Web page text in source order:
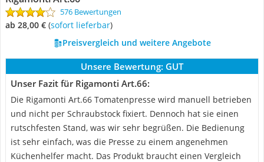
576 Bewertungen
ab 28,00 € ( Sofort lieferbar)
Preisvergleich und weitere Angebote
Unsere Bewertung: GUT
Unser Fazit für Rigamonti Art.66:
Die Rigamonti Art.66 Tomatenpresse wird manuell betrieben
und nicht per Schraubstock fixiert. Dennoch hat sie einen
rutschfesten Stand, was wir sehr begrüßen. Die Bedienung
ist sehr einfach, was die Presse zu einem angenehmen
Küchenhelfer macht. Das Produkt braucht einen Vergleich